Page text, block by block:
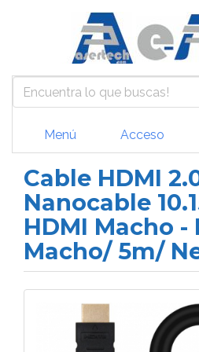
Menú Acceso
Cable HDMI
Nanocable
HDMI Macho -
Macho/ 5m/